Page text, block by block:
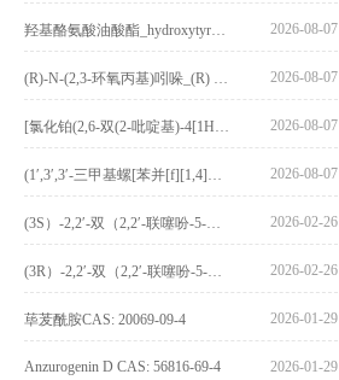
2026-08-07
2026-08-07
2026-08-07
2026-08-07
2026-02-26
2026-02-26
荜茇酰胺CAS: 20069-09-4 2026-01-29
Anzurogenin D CAS: 56816-69-4 2026-01-29